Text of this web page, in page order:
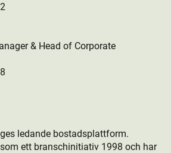
& Head of Corporate
ledande bostads­plattform.
ett branschinitiativ 1998 och har